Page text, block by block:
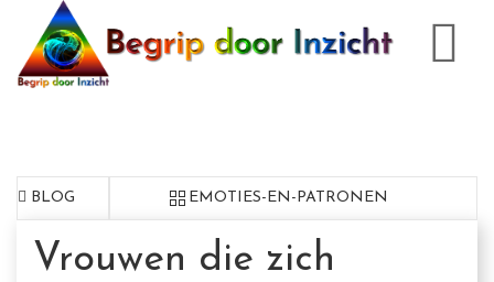
BLOG EMOTIES-EN-PATRONEN
Vrouwen die zich